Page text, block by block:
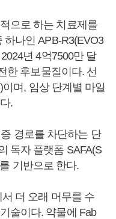
으로 하는 치료제를
나인 APB-R3(EVO3
년 4억7500만 달
한 후보물질이다. 선
며, 임상 단계별 마일
.
경로를 차단하는 단
독자 플랫폼 SAFA(S
기반으로 한다.
더 오래 머무를 수
술이다. 약물에 Fab